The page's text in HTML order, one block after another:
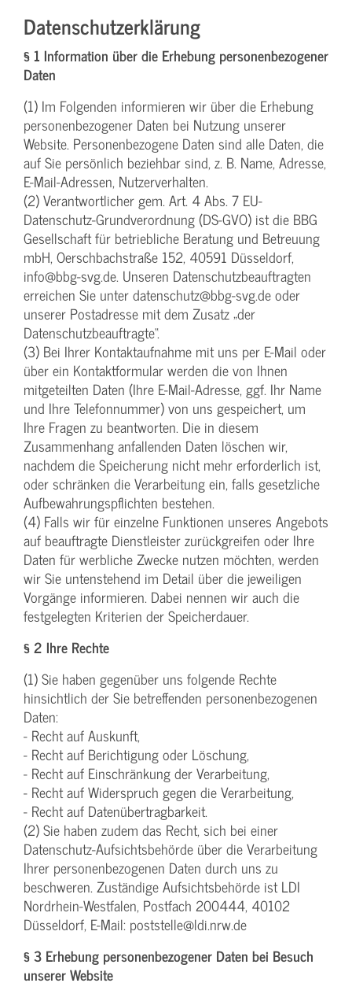
Datenschutzerklärung
§ 1 Information über die Erhebung personenbezogener
Daten
(1) Im Folgenden informieren wir über die Erhebung
personenbezogener Daten bei Nutzung unserer
Website. Personenbezogene Daten sind alle Daten, die
auf Sie persönlich beziehbar sind, z. B. Name, Adresse,
E-Mail-Adressen, Nutzerverhalten.
(2) Verantwortlicher gem. Art. 4 Abs. 7 EU-
Datenschutz-Grundverordnung (DS-GVO) ist die BBG
Gesellschaft für betriebliche Beratung und Betreuung
mbH, Oerschbachstraße 152, 40591 Düsseldorf,
info@bbg-svg.de. Unseren Datenschutzbeauftragten
erreichen Sie unter datenschutz@bbg-svg.de oder
unserer Postadresse mit dem Zusatz „der
Datenschutzbeauftragte“.
(3) Bei Ihrer Kontaktaufnahme mit uns per E-Mail oder
über ein Kontaktformular werden die von Ihnen
mitgeteilten Daten (Ihre E-Mail-Adresse, ggf. Ihr Name
und Ihre Telefonnummer) von uns gespeichert, um
Ihre Fragen zu beantworten. Die in diesem
Zusammenhang anfallenden Daten löschen wir,
nachdem die Speicherung nicht mehr erforderlich ist,
oder schränken die Verarbeitung ein, falls gesetzliche
Aufbewahrungspflichten bestehen.
(4) Falls wir für einzelne Funktionen unseres Angebots
auf beauftragte Dienstleister zurückgreifen oder Ihre
Daten für werbliche Zwecke nutzen möchten, werden
wir Sie untenstehend im Detail über die jeweiligen
Vorgänge informieren. Dabei nennen wir auch die
festgelegten Kriterien der Speicherdauer.
§ 2 Ihre Rechte
(1) Sie haben gegenüber uns folgende Rechte
hinsichtlich der Sie betreffenden personenbezogenen
Daten:
- Recht auf Auskunft,
- Recht auf Berichtigung oder Löschung,
- Recht auf Einschränkung der Verarbeitung,
- Recht auf Widerspruch gegen die Verarbeitung,
- Recht auf Datenübertragbarkeit.
(2) Sie haben zudem das Recht, sich bei einer
Datenschutz-Aufsichtsbehörde über die Verarbeitung
Ihrer personenbezogenen Daten durch uns zu
beschweren. Zuständige Aufsichtsbehörde ist LDI
Nordrhein-Westfalen, Postfach 200444, 40102
Düsseldorf, E-Mail: poststelle@ldi.nrw.de
§ 3 Erhebung personenbezogener Daten bei Besuch
unserer Website